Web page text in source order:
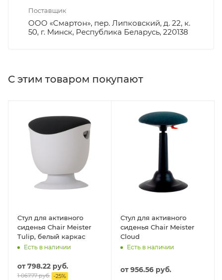
Поставщик
ООО «Смартон», пер. Липковский, д. 22, к.
50, г. Минск, Республика Беларусь, 220138
С этим товаром покупают
Стул для активного
сиденья Chair Meister
Tulip, белый каркас
Есть в наличии
от798.22 руб.
1 067.77 руб. -25%
Стул для активного
сиденья Chair Meister
Cloud
Есть в наличии
от956.56 руб.